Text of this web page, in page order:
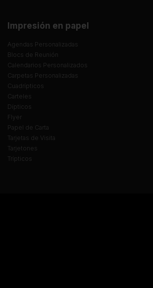
Impresión en papel
Agendas Personalizadas
Blocs de Reunión
Calendarios Personalizados
Carpetas Personalizadas
Cuadrípticos
Carteles
Dípticos
Flyer
Papel de Carta
Tarjetas de Visita
Tarjetones
Trípticos